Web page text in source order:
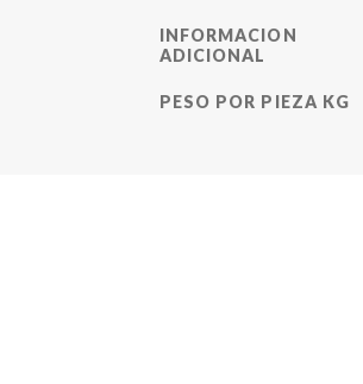
INFORMACION
ADICIONAL
PESO POR PIEZA KG